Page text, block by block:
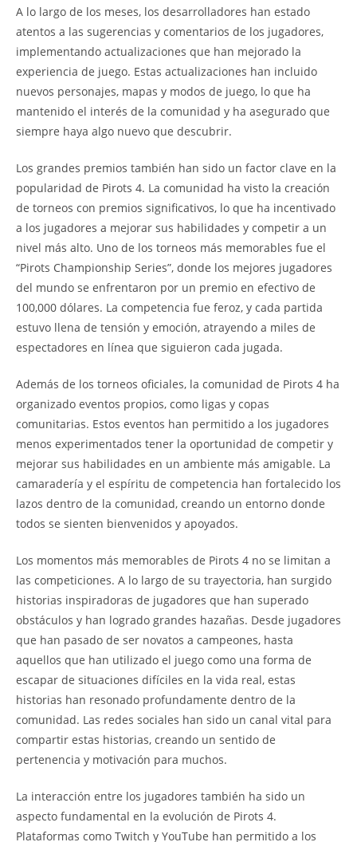
A lo largo de los meses, los desarrolladores han estado
atentos a las sugerencias y comentarios de los jugadores,
implementando actualizaciones que han mejorado la
experiencia de juego. Estas actualizaciones han incluido
nuevos personajes, mapas y modos de juego, lo que ha
mantenido el interés de la comunidad y ha asegurado que
siempre haya algo nuevo que descubrir.
Los grandes premios también han sido un factor clave en la
popularidad de Pirots 4. La comunidad ha visto la creación
de torneos con premios significativos, lo que ha incentivado
a los jugadores a mejorar sus habilidades y competir a un
nivel más alto. Uno de los torneos más memorables fue el
“Pirots Championship Series”, donde los mejores jugadores
del mundo se enfrentaron por un premio en efectivo de
100,000 dólares. La competencia fue feroz, y cada partida
estuvo llena de tensión y emoción, atrayendo a miles de
espectadores en línea que siguieron cada jugada.
Además de los torneos oficiales, la comunidad de Pirots 4 ha
organizado eventos propios, como ligas y copas
comunitarias. Estos eventos han permitido a los jugadores
menos experimentados tener la oportunidad de competir y
mejorar sus habilidades en un ambiente más amigable. La
camaradería y el espíritu de competencia han fortalecido los
lazos dentro de la comunidad, creando un entorno donde
todos se sienten bienvenidos y apoyados.
Los momentos más memorables de Pirots 4 no se limitan a
las competiciones. A lo largo de su trayectoria, han surgido
historias inspiradoras de jugadores que han superado
obstáculos y han logrado grandes hazañas. Desde jugadores
que han pasado de ser novatos a campeones, hasta
aquellos que han utilizado el juego como una forma de
escapar de situaciones difíciles en la vida real, estas
historias han resonado profundamente dentro de la
comunidad. Las redes sociales han sido un canal vital para
compartir estas historias, creando un sentido de
pertenencia y motivación para muchos.
La interacción entre los jugadores también ha sido un
aspecto fundamental en la evolución de Pirots 4.
Plataformas como Twitch y YouTube han permitido a los